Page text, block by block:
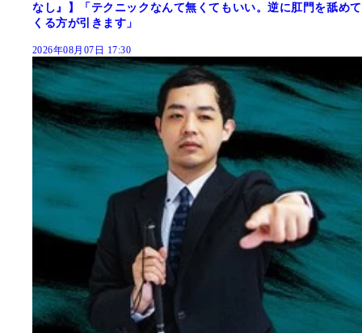
なし』】「テクニックなんて無くてもいい。逆に肛門を舐めて
くる方が引きます」
2026年08月07日 17:30